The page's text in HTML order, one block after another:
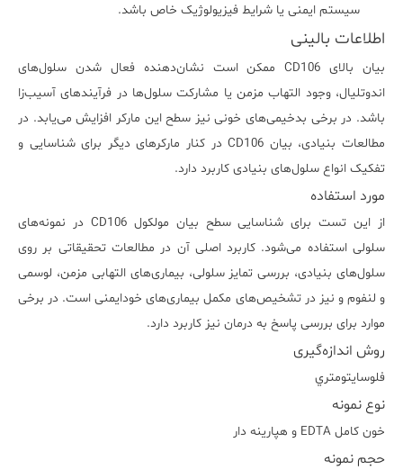
سیستم ایمنی یا شرایط فیزیولوژیک خاص باشد.
اطلاعات بالینی
بیان بالای CD106 ممکن است نشان‌دهنده فعال شدن سلول‌های
اندوتلیال، وجود التهاب مزمن یا مشارکت سلول‌ها در فرآیندهای آسیب‌زا
باشد. در برخی بدخیمی‌های خونی نیز سطح این مارکر افزایش می‌یابد. در
مطالعات بنیادی، بیان CD106 در کنار مارکرهای دیگر برای شناسایی و
تفکیک انواع سلول‌های بنیادی کاربرد دارد.
مورد استفاده
از این تست برای شناسایی سطح بیان مولکول CD106 در نمونه‌های
سلولی استفاده می‌شود. کاربرد اصلی آن در مطالعات تحقیقاتی بر روی
سلول‌های بنیادی، بررسی تمایز سلولی، بیماری‌های التهابی مزمن، لوسمی
و لنفوم و نیز در تشخیص‌های مکمل بیماری‌های خودایمنی است. در برخی
موارد برای بررسی پاسخ به درمان نیز کاربرد دارد.
روش اندازه‌گیری
فلوسايتومتري
نوع نمونه
خون کامل EDTA و هپارينه دار
حجم نمونه